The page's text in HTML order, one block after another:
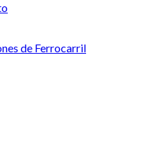
de Ferrocarril